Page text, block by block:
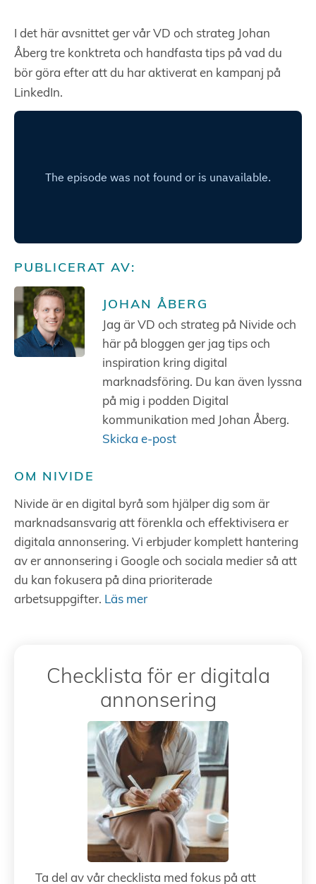
I det här avsnittet ger vår VD och strateg Johan
Åberg tre konktreta och handfasta tips på vad du
bör göra efter att du har aktiverat en kampanj på
LinkedIn.
PUBLICERAT AV:
JOHAN ÅBERG
Jag är VD och strateg på Nivide och
här på bloggen ger jag tips och
inspiration kring digital
marknadsföring. Du kan även lyssna
på mig i podden Digital
kommunikation med Johan Åberg.
Skicka e-post
OM NIVIDE
Nivide är en digital byrå som hjälper dig som är
marknadsansvarig att förenkla och effektivisera er
digitala annonsering. Vi erbjuder komplett hantering
av er annonsering i Google och sociala medier så att
du kan fokusera på dina prioriterade
arbetsuppgifter. Läs mer
Checklista för er digitala
annonsering
Ta del av vår checklista med fokus på att